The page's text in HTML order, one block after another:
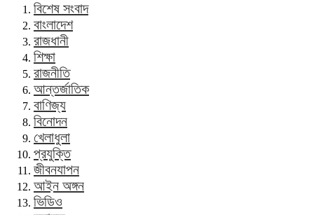
বিশেষ সংবাদ
বাংলাদেশ
রাজধানী
শিক্ষা
রাজনীতি
আন্তর্জাতিক
বাণিজ্য
বিনোদন
খেলাধুলা
প্রযুক্তি
জীবনযাপন
আইন অঙ্গন
ভিডিও